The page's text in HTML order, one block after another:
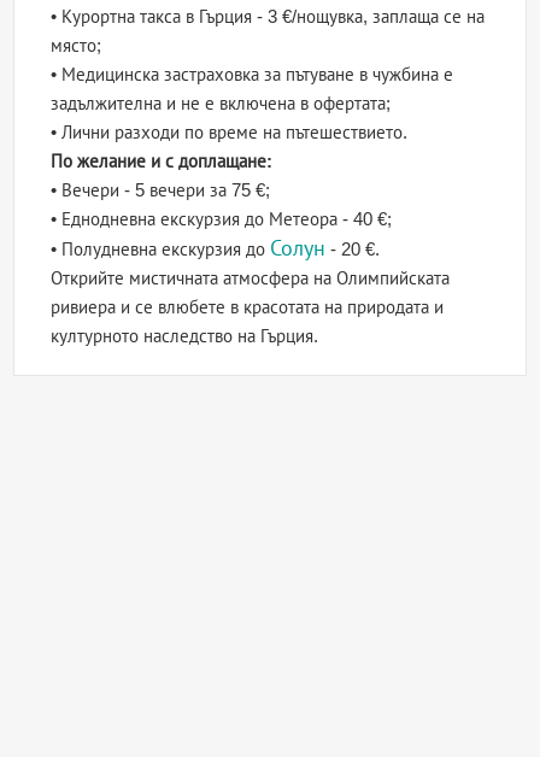
• Курортна такса в Гърция - 3 €/нощувка, заплаща се на
място;
• Медицинска застраховка за пътуване в чужбина е
задължителна и не е включена в офертата;
• Лични разходи по време на пътешествието.
По желание и с доплащане:
• Вечери - 5 вечери за 75 €;
• Еднодневна екскурзия до Метеора - 40 €;
• Полудневна екскурзия до Солун - 20 €.
Открийте мистичната атмосфера на Олимпийската
ривиера и се влюбете в красотата на природата и
културното наследство на Гърция.